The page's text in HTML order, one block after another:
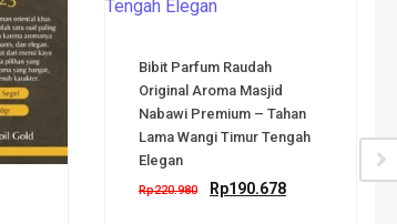
Bibit Parfum Raudah
Original Aroma Masjid
Nabawi Premium – Tahan
Lama Wangi Timur Tengah
Elegan
Rp220.980 Rp190.678